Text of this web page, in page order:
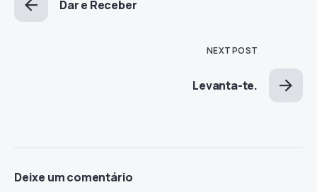
Dar e Receber
NEXT POST
Levanta-te.
Deixe um comentário